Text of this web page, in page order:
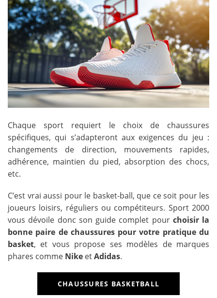
Chaque sport requiert le choix de chaussures
spécifiques, qui s’adapteront aux exigences du jeu :
changements de direction, mouvements rapides,
adhérence, maintien du pied, absorption des chocs,
etc.
C’est vrai aussi pour le basket-ball, que ce soit pour les
joueurs loisirs, réguliers ou compétiteurs. Sport 2000
vous dévoile donc son guide complet pour choisir la
bonne paire de chaussures pour votre pratique du
basket, et vous propose ses modèles de marques
phares comme Nike etAdidas.
CHAUSSURES BASKETBALL